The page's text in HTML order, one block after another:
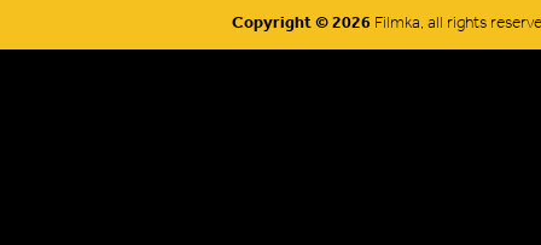
Copyright © 2026 Filmka, all rights